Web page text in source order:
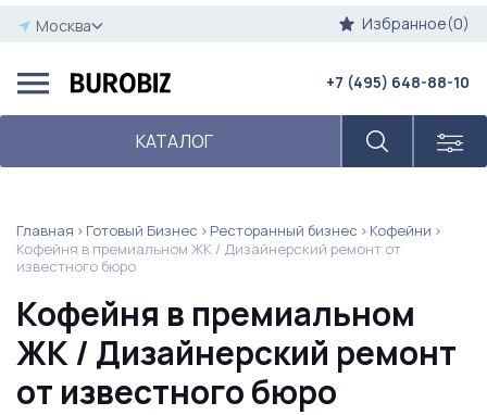
Москва Избранное(0)
КАТАЛОГ
+7 (495) 648-88-10
Главная Готовый Бизнес Ресторанный бизнес
Кофейни
Кофейня в премиальном ЖК / Дизайнерский ремонт от
известного бюро
Кофейня в премиальном
ЖК / Дизайнерский ремонт
от известного бюро